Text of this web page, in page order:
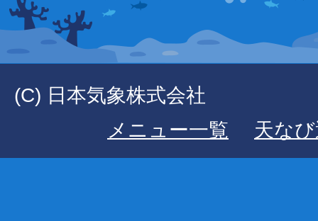
(C) 日本気象株式会社
メニュー一覧
天な